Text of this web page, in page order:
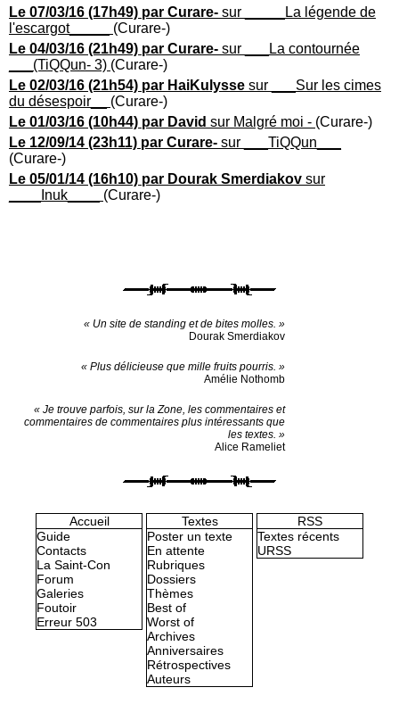
Le 07/03/16 (17h49) par Curare- sur _____La légende de
l'escargot_____ (Curare-)
Le 04/03/16 (21h49) par Curare- sur ___La contournée
___(TiQQun- 3) (Curare-)
Le 02/03/16 (21h54) par HaiKulysse sur ___Sur les cimes
du désespoir__ (Curare-)
Le 01/03/16 (10h44) par David sur Malgré moi - (Curare-)
Le 12/09/14 (23h11) par Curare- sur ___TiQQun___
(Curare-)
Le 05/01/14 (16h10) par Dourak Smerdiakov sur
____Inuk____ (Curare-)
« Un site de standing et de bites molles. »
Dourak Smerdiakov
« Plus délicieuse que mille fruits pourris. »
Amélie Nothomb
« Je trouve parfois, sur la Zone, les commentaires et
commentaires de commentaires plus intéressants que
les textes. »
Alice Rameliet
Accueil
Guide
Contacts
La Saint-Con
Forum
Galeries
Foutoir
Erreur 503
Textes
Poster un texte
En attente
Rubriques
Dossiers
Thèmes
Best of
Worst of
Archives
Anniversaires
Rétrospectives
Auteurs
RSS
Textes récents
URSS